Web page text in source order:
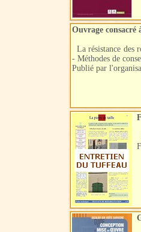
Ouvrage
La résistance des
- Méthodes de
Publié par